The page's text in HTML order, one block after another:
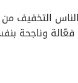
التخفيف
فعّالة وناجحة